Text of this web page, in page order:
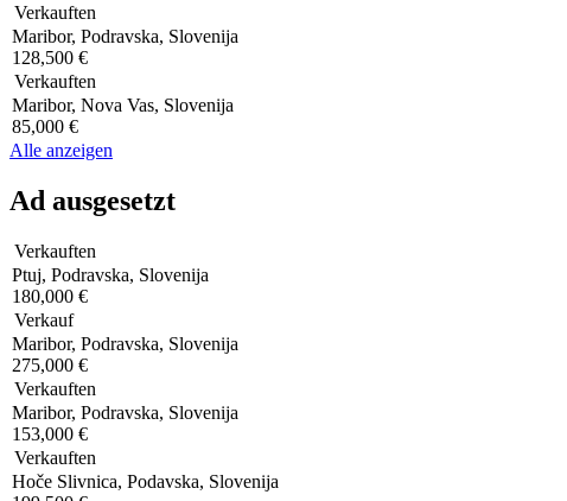
Verkauften
Maribor, Podravska, Slovenija
128,500 €
Verkauften
Maribor, Nova Vas, Slovenija
85,000 €
Alle anzeigen
Ad ausgesetzt
Verkauften
Ptuj, Podravska, Slovenija
180,000 €
Verkauf
Maribor, Podravska, Slovenija
275,000 €
Verkauften
Maribor, Podravska, Slovenija
153,000 €
Verkauften
Hoče Slivnica, Podavska, Slovenija